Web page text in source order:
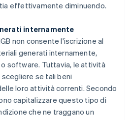
effettivamente diminuendo.
internamente
non consente l'iscrizione al
generati internamente,
software. Tuttavia, le attività
se tali beni
loro attività correnti. Secondo
capitalizzare questo tipo di
che ne traggano un